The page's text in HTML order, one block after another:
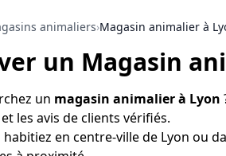
animaliers›Magasin animalier à
un Magasin
un magasin animalier à Lyon
les avis de clients vérifiés.
habitiez en centre-ville de Lyon ou